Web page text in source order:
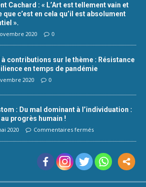
Cachard : « L’Art est tellement vain et
que c’est en cela qu’il est absolument
».
2020 0
à contributions sur le thème : Résistance
en temps de pandémie
2020 0
: Du mal dominant à l’individuation :
progrès humain !
2020 Commentaires fermés